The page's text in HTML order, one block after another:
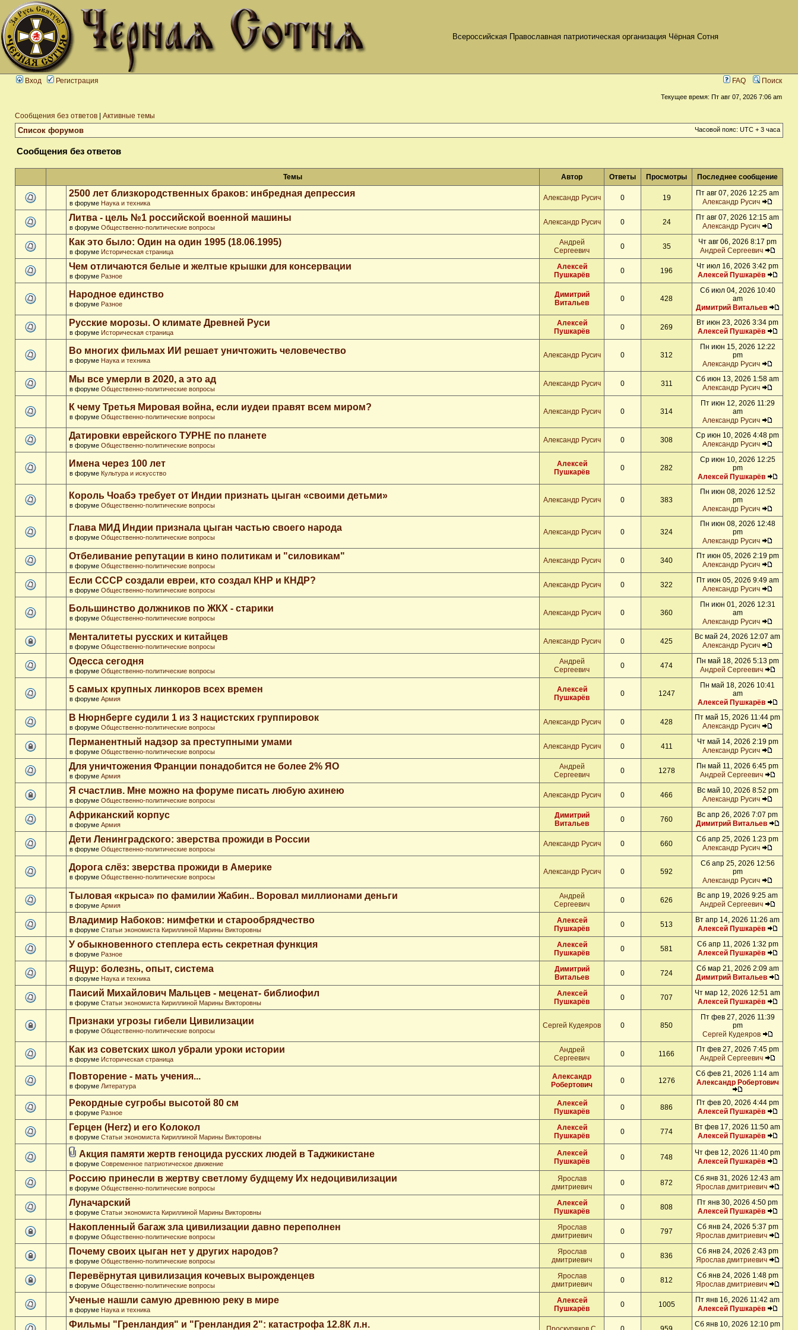
Всероссийская Православная патриотическая организация Чёрная Сотня
Вход Регистрация FAQ Поиск
Текущее время: Пт авг 07, 2026 7:06 am
Сообщения без ответов Активные темы
Список форумов Часовой пояс: UTC + 3 часа
Сообщения без ответов
Темы Автор Ответы Просмотры Последнее сообщение
2500 лет близкородственных браков: инбредная депрессия
в форуме Наука и техника
Александр Русич 0 19
Пт авг 07, 2026 12:25 am
Александр Русич
Литва - цель №1 российской военной машины
в форуме Общественно-политические вопросы
Александр Русич 0 24
Пт авг 07, 2026 12:15 am
Александр Русич
Как это было: Один на один 1995 (18.06.1995)
в форуме Историческая страница
Андрей
Сергеевич
0 35
Чт авг 06, 2026 8:17 pm
Андрей Сергеевич
Чем отличаются белые и желтые крышки для консервации
в форуме Разное
Алексей
Пушкарёв
0 196
Чт июл 16, 2026 3:42 pm
Алексей Пушкарёв
Народное единство
в форуме Разное
Димитрий
Витальев
0 428
Сб июл 04, 2026 10:40
am
Димитрий Витальев
Русские морозы. О климате Древней Руси
в форуме Историческая страница
Алексей
Пушкарёв
0 269
Вт июн 23, 2026 3:34 pm
Алексей Пушкарёв
Во многих фильмах ИИ решает уничтожить человечество
в форуме Наука и техника
Александр Русич 0 312
Пн июн 15, 2026 12:22
pm
Александр Русич
Мы все умерли в 2020, а это ад
в форуме Общественно-политические вопросы
Александр Русич 0 311
Сб июн 13, 2026 1:58 am
Александр Русич
К чему Третья Мировая война, если иудеи правят всем миром?
в форуме Общественно-политические вопросы
Александр Русич 0 314
Пт июн 12, 2026 11:29
am
Александр Русич
Датировки еврейского ТУРНЕ по планете
в форуме Общественно-политические вопросы
Александр Русич 0 308
Ср июн 10, 2026 4:48 pm
Александр Русич
Имена через 100 лет
в форуме Культура и искусство
Алексей
Пушкарёв
0 282
Ср июн 10, 2026 12:25
pm
Алексей Пушкарёв
Король Чоабэ требует от Индии признать цыган «своими детьми»
в форуме Общественно-политические вопросы
Александр Русич 0 383
Пн июн 08, 2026 12:52
pm
Александр Русич
Глава МИД Индии признала цыган частью своего народа
в форуме Общественно-политические вопросы
Александр Русич 0 324
Пн июн 08, 2026 12:48
pm
Александр Русич
Отбеливание репутации в кино политикам и "силовикам"
в форуме Общественно-политические вопросы
Александр Русич 0 340
Пт июн 05, 2026 2:19 pm
Александр Русич
Если СССР создали евреи, кто создал КНР и КНДР?
в форуме Общественно-политические вопросы
Александр Русич 0 322
Пт июн 05, 2026 9:49 am
Александр Русич
Большинство должников по ЖКХ - старики
в форуме Общественно-политические вопросы
Александр Русич 0 360
Пн июн 01, 2026 12:31
am
Александр Русич
Менталитеты русских и китайцев
в форуме Общественно-политические вопросы
Александр Русич 0 425
Вс май 24, 2026 12:07 am
Александр Русич
Одесса сегодня
в форуме Общественно-политические вопросы
Андрей
Сергеевич
0 474
Пн май 18, 2026 5:13 pm
Андрей Сергеевич
5 самых крупных линкоров всех времен
в форуме Армия
Алексей
Пушкарёв
0 1247
Пн май 18, 2026 10:41
am
Алексей Пушкарёв
В Нюрнберге судили 1 из 3 нацистских группировок
в форуме Общественно-политические вопросы
Александр Русич 0 428
Пт май 15, 2026 11:44 pm
Александр Русич
Перманентный надзор за преступными умами
в форуме Общественно-политические вопросы
Александр Русич 0 411
Чт май 14, 2026 2:19 pm
Александр Русич
Для уничтожения Франции понадобится не более 2% ЯО
в форуме Армия
Андрей
Сергеевич
0 1278
Пн май 11, 2026 6:45 pm
Андрей Сергеевич
Я счастлив. Мне можно на форуме писать любую ахинею
в форуме Общественно-политические вопросы
Александр Русич 0 466
Вс май 10, 2026 8:52 pm
Александр Русич
Африканский корпус
в форуме Армия
Димитрий
Витальев
0 760
Вс апр 26, 2026 7:07 pm
Димитрий Витальев
Дети Ленинградского: зверства прожиди в России
в форуме Общественно-политические вопросы
Александр Русич 0 660
Сб апр 25, 2026 1:23 pm
Александр Русич
Дорога слёз: зверства прожиди в Америке
в форуме Общественно-политические вопросы
Александр Русич 0 592
Сб апр 25, 2026 12:56
pm
Александр Русич
Тыловая «крыса» по фамилии Жабин.. Воровал миллионами деньги
в форуме Армия
Андрей
Сергеевич
0 626
Вс апр 19, 2026 9:25 am
Андрей Сергеевич
Владимир Набоков: нимфетки и старообрядчество
в форуме Статьи экономиста Кириллиной Марины Викторовны
Алексей
Пушкарёв
0 513
Вт апр 14, 2026 11:26 am
Алексей Пушкарёв
У обыкновенного степлера есть секретная функция
в форуме Разное
Алексей
Пушкарёв
0 581
Сб апр 11, 2026 1:32 pm
Алексей Пушкарёв
Ящур: болезнь, опыт, система
в форуме Наука и техника
Димитрий
Витальев
0 724
Сб мар 21, 2026 2:09 am
Димитрий Витальев
Паисий Михайлович Мальцев - меценат- библиофил
в форуме Статьи экономиста Кириллиной Марины Викторовны
Алексей
Пушкарёв
0 707
Чт мар 12, 2026 12:51 am
Алексей Пушкарёв
Признаки угрозы гибели Цивилизации
в форуме Общественно-политические вопросы
Сергей Кудеяров 0 850
Пт фев 27, 2026 11:39
pm
Сергей Кудеяров
Как из советских школ убрали уроки истории
в форуме Историческая страница
Андрей
Сергеевич
0 1166
Пт фев 27, 2026 7:45 pm
Андрей Сергеевич
Повторение - мать учения...
в форуме Литература
Александр
Робертович
0 1276
Сб фев 21, 2026 1:14 am
Александр Робертович
Рекордные сугробы высотой 80 см
в форуме Разное
Алексей
Пушкарёв
0 886
Пт фев 20, 2026 4:44 pm
Алексей Пушкарёв
Герцен (Herz) и его Колокол
в форуме Статьи экономиста Кириллиной Марины Викторовны
Алексей
Пушкарёв
0 774
Вт фев 17, 2026 11:50 am
Алексей Пушкарёв
Акция памяти жертв геноцида русских людей в Таджикистане
в форуме Современное патриотическое движение
Алексей
Пушкарёв
0 748
Чт фев 12, 2026 11:40 pm
Алексей Пушкарёв
Россию принесли в жертву светлому будщему Их недоцивилизации
в форуме Общественно-политические вопросы
Ярослав
дмитриевич
0 872
Сб янв 31, 2026 12:43 am
Ярослав дмитриевич
Луначарский
в форуме Статьи экономиста Кириллиной Марины Викторовны
Алексей
Пушкарёв
0 808
Пт янв 30, 2026 4:50 pm
Алексей Пушкарёв
Накопленный багаж зла цивилизации давно переполнен
в форуме Общественно-политические вопросы
Ярослав
дмитриевич
0 797
Сб янв 24, 2026 5:37 pm
Ярослав дмитриевич
Почему своих цыган нет у других народов?
в форуме Общественно-политические вопросы
Ярослав
дмитриевич
0 836
Сб янв 24, 2026 2:43 pm
Ярослав дмитриевич
Перевёрнутая цивилизация кочевых вырожденцев
в форуме Общественно-политические вопросы
Ярослав
дмитриевич
0 812
Сб янв 24, 2026 1:48 pm
Ярослав дмитриевич
Ученые нашли самую древнюю реку в мире
в форуме Наука и техника
Алексей
Пушкарёв
0 1005
Пт янв 16, 2026 11:42 am
Алексей Пушкарёв
Фильмы "Гренландия" и "Гренландия 2": катастрофа 12.8К л.н.
Сб янв 10, 2026 12:10 pm